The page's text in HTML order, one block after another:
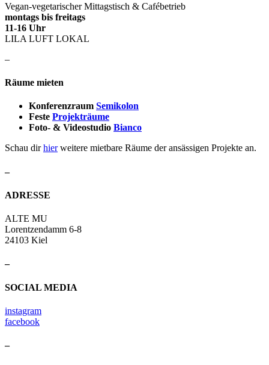
Vegan-vegetarischer Mittagstisch & Cafébetrieb
montags bis freitags
11-16 Uhr
LILA LUFT LOKAL
–
Räume mieten
Konferenzraum Semikolon
Feste Projekträume
Foto- & Videostudio Bianco
Schau dirhierweitere mietbare Räume der ansässigen Projekte an.
–
ADRESSE
ALTE MU
Lorentzendamm 6-8
24103 Kiel
–
SOCIAL MEDIA
instagram
facebook
–